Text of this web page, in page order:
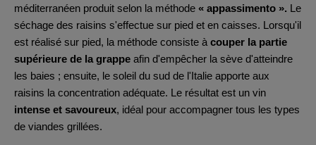
méditerranéen produit selon la méthode « appassimento ». Le
séchage des raisins s'effectue sur pied et en caisses. Lorsqu'il
est réalisé sur pied, la méthode consiste à couper la partie
supérieure de la grappe afin d'empêcher la sève d'atteindre
les baies ; ensuite, le soleil du sud de l'Italie apporte aux
raisins la concentration adéquate. Le résultat est un vin
intense et savoureux, idéal pour accompagner tous les types
de viandes grillées.